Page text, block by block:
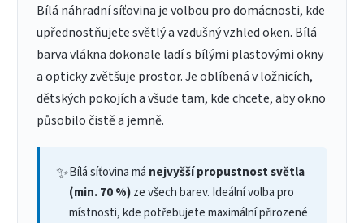
Bílá náhradní síťovina je volbou pro domácnosti, kde
upřednostňujete světlý a vzdušný vzhled oken. Bílá
barva vlákna dokonale ladí s bílými plastovými okny
a opticky zvětšuje prostor. Je oblíbená v ložnicích,
dětských pokojích a všude tam, kde chcete, aby okno
působilo čistě a jemně.
✨Bílá síťovina má nejvyšší propustnost světla
(min. 70 %)ze všech barev. Ideální volba pro
místnosti, kde potřebujete maximální přirozené